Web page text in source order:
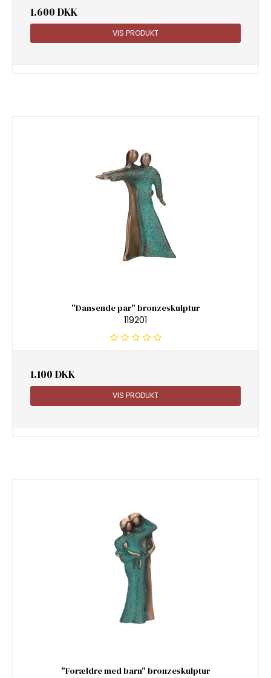
1.600 DKK
VIS PRODUKT
"Dansende par" bronzeskulptur
119201
1.100 DKK
VIS PRODUKT
"Forældre med barn" bronzeskulptur